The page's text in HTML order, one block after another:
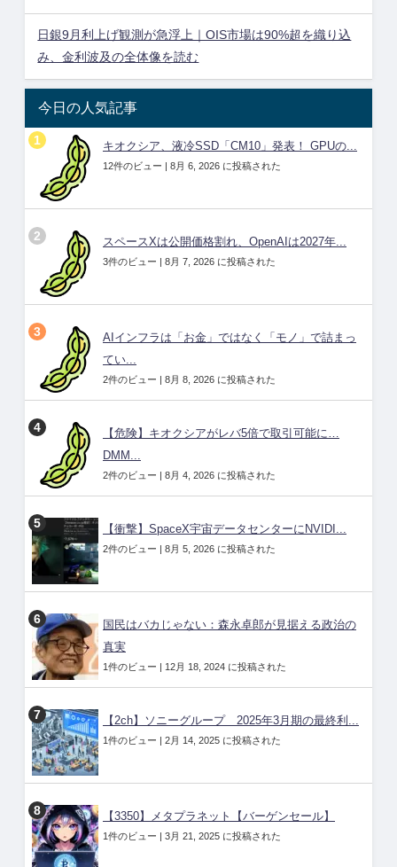
日銀9月利上げ観測が急浮上｜OIS市場は90%超を織り込
み、金利波及の全体像を読む
今日の人気記事
キオクシア、液冷SSD「CM10」発表！ GPUの...
12件のビュー | 8月 6, 2026 に投稿された
スペースXは公開価格割れ、OpenAIは2027年...
3件のビュー | 8月 7, 2026 に投稿された
AIインフラは「お金」ではなく「モノ」で詰まっ
てい...
2件のビュー | 8月 8, 2026 に投稿された
【危険】キオクシアがレバ5倍で取引可能に…
DMM...
2件のビュー | 8月 4, 2026 に投稿された
【衝撃】SpaceX宇宙データセンターにNVIDI...
2件のビュー | 8月 5, 2026 に投稿された
国民はバカじゃない：森永卓郎が見据える政治の
真実
1件のビュー | 12月 18, 2024 に投稿された
【2ch】ソニーグループ 2025年3月期の最終利...
1件のビュー | 2月 14, 2025 に投稿された
【3350】メタプラネット【バーゲンセール】
1件のビュー | 3月 21, 2025 に投稿された